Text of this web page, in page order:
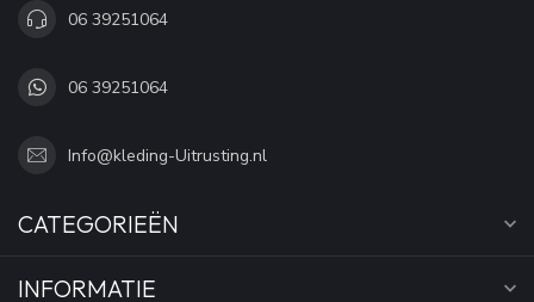
06 39251064
06 39251064
Info@kleding-Uitrusting.nl
CATEGORIEËN
INFORMATIE